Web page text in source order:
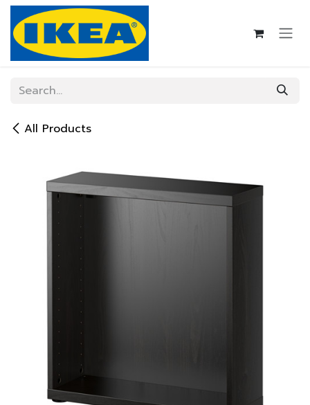
Skip to Content
All Products